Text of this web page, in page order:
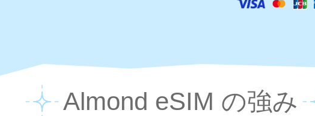
Almond eSIM の強み